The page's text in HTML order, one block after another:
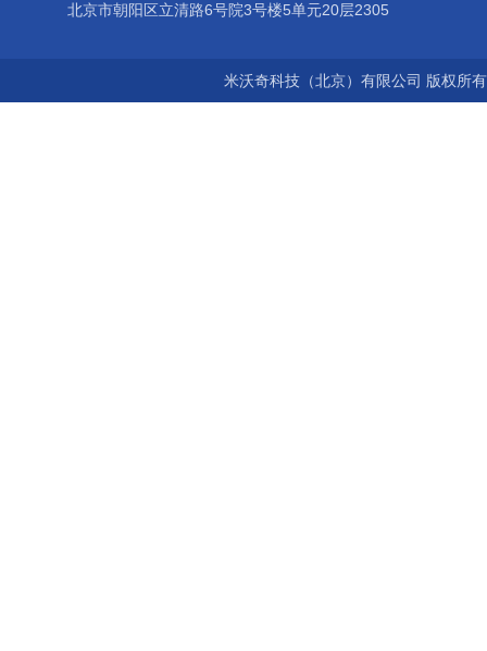
北京市朝阳区立清路6号院3号楼5单元20层2305
米沃奇科技（北京）有限公司 版权所